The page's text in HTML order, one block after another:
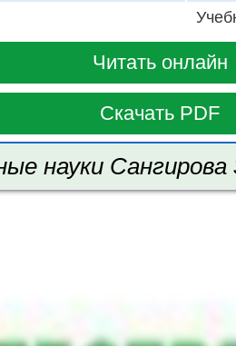
Читать онлайн
Скачать PDF
науки Сангирова